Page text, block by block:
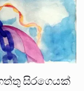
සිරගෙයක්